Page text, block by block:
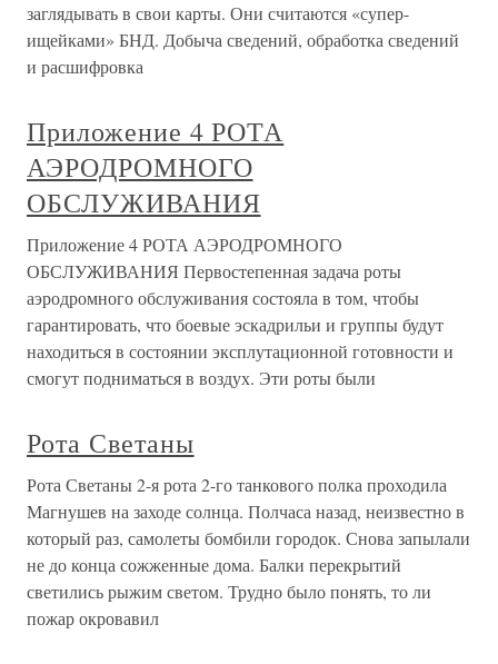
заглядывать в свои карты. Они считаются «супер-
ищейками» БНД. Добыча сведений, обработка сведений
и расшифровка
Приложение 4 РОТА
АЭРОДРОМНОГО
ОБСЛУЖИВАНИЯ
Приложение 4 РОТА АЭРОДРОМНОГО
ОБСЛУЖИВАНИЯ Первостепенная задача роты
аэродромного обслуживания состояла в том, чтобы
гарантировать, что боевые эскадрильи и группы будут
находиться в состоянии эксплутационной готовности и
смогут подниматься в воздух. Эти роты были
Рота Светаны
Рота Светаны 2-я рота 2-го танкового полка проходила
Магнушев на заходе солнца. Полчаса назад, неизвестно в
который раз, самолеты бомбили городок. Снова запылали
не до конца сожженные дома. Балки перекрытий
светились рыжим светом. Трудно было понять, то ли
пожар окровавил